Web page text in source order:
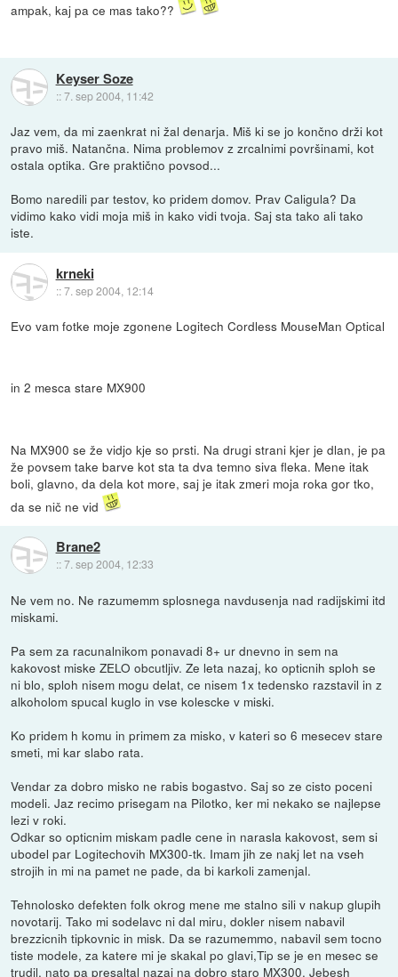
ampak, kaj pa ce mas tako??
Keyser Soze
::7. sep 2004, 11:42
Jaz vem, da mi zaenkrat ni žal denarja. Miš ki se jo končno drži kot
pravo miš. Natančna. Nima problemov z zrcalnimi površinami, kot
ostala optika. Gre praktično povsod...
Bomo naredili par testov, ko pridem domov. Prav Caligula? Da
vidimo kako vidi moja miš in kako vidi tvoja. Saj sta tako ali tako
iste.
krneki
::7. sep 2004, 12:14
Evo vam fotke moje zgonene Logitech Cordless MouseMan Optical
in 2 mesca stare MX900
Na MX900 se že vidjo kje so prsti. Na drugi strani kjer je dlan, je pa
že povsem take barve kot sta ta dva temno siva fleka. Mene itak
boli, glavno, da dela kot more, saj je itak zmeri moja roka gor tko,
da se nič ne vid
Brane2
::7. sep 2004, 12:33
Ne vem no. Ne razumemm splosnega navdusenja nad radijskimi itd
miskami.
Pa sem za racunalnikom ponavadi 8+ ur dnevno in sem na
kakovost miske ZELO obcutljiv. Ze leta nazaj, ko opticnih sploh se
ni blo, sploh nisem mogu delat, ce nisem 1x tedensko razstavil in z
alkoholom spucal kuglo in vse kolescke v miski.
Ko pridem h komu in primem za misko, v kateri so 6 mesecev stare
smeti, mi kar slabo rata.
Vendar za dobro misko ne rabis bogastvo. Saj so ze cisto poceni
modeli. Jaz recimo prisegam na Pilotko, ker mi nekako se najlepse
lezi v roki.
Odkar so opticnim miskam padle cene in narasla kakovost, sem si
ubodel par Logitechovih MX300-tk. Imam jih ze nakj let na vseh
strojih in mi na pamet ne pade, da bi karkoli zamenjal.
Tehnolosko defekten folk okrog mene me stalno sili v nakup glupih
novotarij. Tako mi sodelavc ni dal miru, dokler nisem nabavil
brezzicnih tipkovnic in misk. Da se razumemmo, nabavil sem tocno
tiste modele, za katere mi je skakal po glavi,Tip se je en mesec se
trudil, nato pa presaltal nazaj na dobro staro MX300. Jebesh